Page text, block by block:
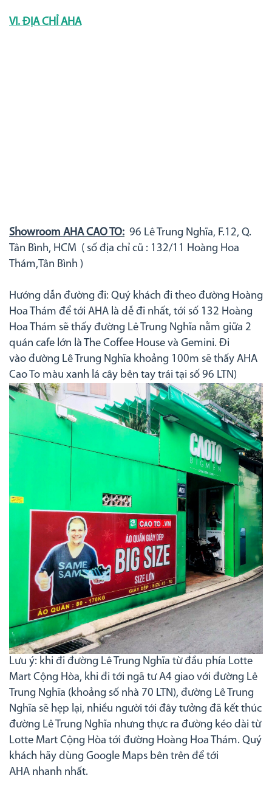
VI. ĐỊA CHỈ AHA
Showroom AHA CAO TO: 96 Lê Trung Nghĩa, F.12, Q.
Tân Bình, HCM ( số địa chỉ cũ : 132/11 Hoàng Hoa
Thám,Tân Bình )
Hướng dẫn đường đi: Quý khách đi theo đường Hoàng
Hoa Thám để tới AHA là dễ đi nhất, tới số 132 Hoàng
Hoa Thám sẽ thấy đường Lê Trung Nghĩa nằm giữa 2
quán cafe lớn là The Coffee House và Gemini. Đi
vào đường Lê Trung Nghĩa khoảng 100m sẽ thấy AHA
Cao To màu xanh lá cây bên tay trái tại số 96 LTN)
Lưu ý: khi đi đường Lê Trung Nghĩa từ đầu phía Lotte
Mart Cộng Hòa, khi đi tới ngã tư A4 giao với đường Lê
Trung Nghĩa (khoảng số nhà 70 LTN), đường Lê Trung
Nghĩa sẽ hẹp lại, nhiều người tới đây tưởng đã kết thúc
đường Lê Trung Nghĩa nhưng thực ra đường kéo dài từ
Lotte Mart Cộng Hòa tới đường Hoàng Hoa Thám. Quý
khách hãy dùng Google Maps bên trên để tới
AHA nhanh nhất.